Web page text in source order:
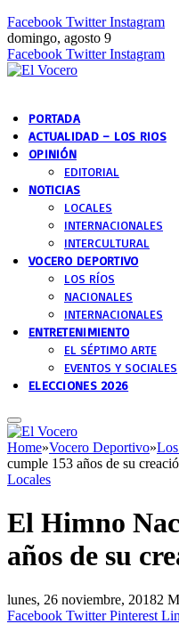
Facebook Twitter Instagram
domingo, agosto 9
Facebook Twitter Instagram
PORTADA
ACTUALIDAD – LOS RIOS
OPINIÓN
EDITORIAL
NOTICIAS
LOCALES
INTERNACIONALES
INTERCULTURAL
VOCERO DEPORTIVO
LOS RÍOS
NACIONALES
INTERNACIONALES
ENTRETENIMIENTO
EL SÉPTIMO ARTE
EVENTOS Y SOCIALES
ELECCIONES 2026
Home»Vocero Deportivo»
cumple 153 años de su
Locales
El Himno
años de su
lunes, 26 noviembre, 20182
Facebook Twitter Pinterest